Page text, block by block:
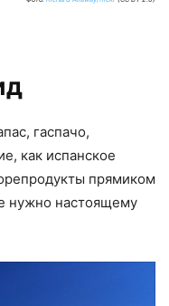
гаспачо,
как испанское
прямиком
нужно настоящему